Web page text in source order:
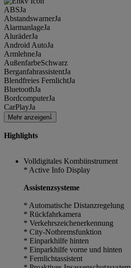
ABSJa
AbstandswarnerJa
AlarmanlageJa
AluräderJa
Android AutoJa
ArmlehneJa
AußenfarbeSchwarz
BerganfahrassistentJa
Blendfreies FernlichtJa
BluetoothJa
BordcomputerJa
CarPlayJa
Mehr anzeigen
Highlights
Volldigitales Kombiinstrument
* Active Info Display
Assistenzsysteme
* Automatische Distanzregelung
* Rückfahrkamera
* Verkehrszeichenerkennung
* City-Notbremsfunktion
* Einparkhilfe hinten
* Einparkhilfe vorne und hinten
* Fernlichtassistent